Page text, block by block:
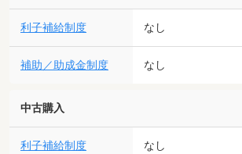
利子補給制度 なし
補助／助成金制度 なし
中古購入
利子補給制度 なし